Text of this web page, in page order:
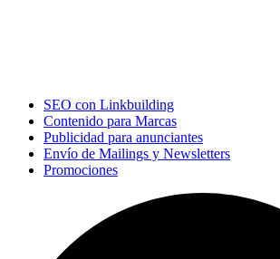
SEO con Linkbuilding
Contenido para Marcas
Publicidad para anunciantes
Envío de Mailings y Newsletters
Promociones